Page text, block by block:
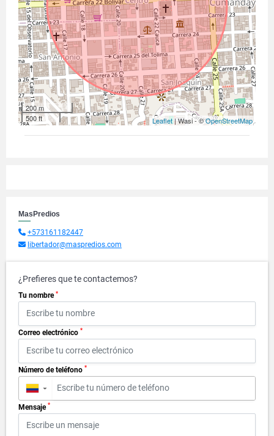
200 m
500 ft
Leaflet| Wasi - ©OpenStreetMap
MasPredios
+573161182447
libertador@maspredios.com
¿Prefieres que te contactemos?
Tu nombre *
Correo electrónico *
Número de teléfono *
▼
Mensaje *